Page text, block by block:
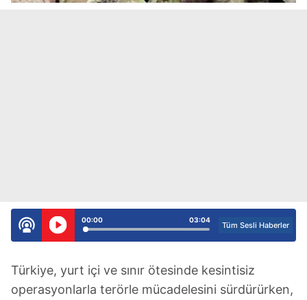
03:04
00:00
Tüm Sesli Haberler
Türkiye, yurt içi ve sınır ötesinde kesintisiz
operasyonlarla terörle mücadelesini sürdürürken,